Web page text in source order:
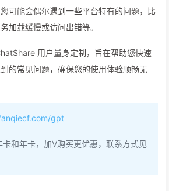
可能会偶尔遇到一些平台特有的问题，比
加载缓慢或访问出错等。
用户量身定制，旨在帮助您快速
的常见问题，确保您的使用体验顺畅无
gpt
和年卡，加V购买更优惠，联系方式见